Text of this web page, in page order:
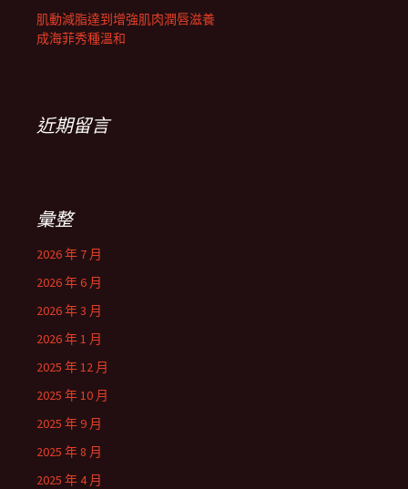
肌動減脂達到增強肌肉潤唇滋養
成海菲秀種溫和
近期留言
彙整
2026 年 7 月
2026 年 6 月
2026 年 3 月
2026 年 1 月
2025 年 12 月
2025 年 10 月
2025 年 9 月
2025 年 8 月
2025 年 4 月